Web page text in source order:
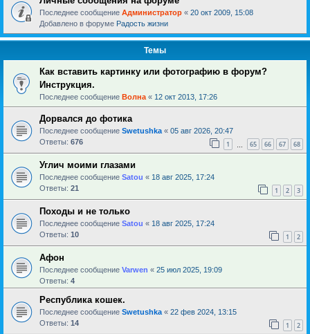
Последнее сообщение Администратор « 20 окт 2009, 15:08
Добавлено в форуме Радость жизни
Темы
Как вставить картинку или фотографию в форум?
Инструкция.
Последнее сообщение Волна « 12 окт 2013, 17:26
Дорвался до фотика
Последнее сообщение Swetushka « 05 авг 2026, 20:47
Ответы: 676 1 65 66 67 68
Углич моими глазами
Последнее сообщение Satou « 18 авг 2025, 17:24
Ответы: 21 1 2 3
Походы и не только
Последнее сообщение Satou « 18 авг 2025, 17:24
Ответы: 10 1 2
Афон
Последнее сообщение Varwen « 25 июл 2025, 19:09
Ответы: 4
Республика кошек.
Последнее сообщение Swetushka « 22 фев 2024, 13:15
Ответы: 14 1 2